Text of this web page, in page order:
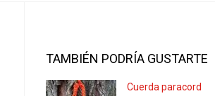
TAMBIÉN PODRÍA GUSTARTE
Cuerda paracord